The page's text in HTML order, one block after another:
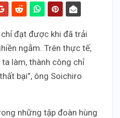
đạt được khi đã trải
ngẫm. Trên thực tế,
làm, thành công chỉ
bại”, ông Soichiro
những tập đoàn hùng